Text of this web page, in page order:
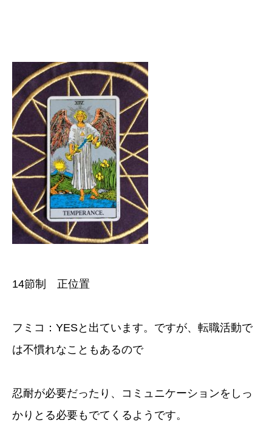
14節制 正位置
フミコ：YESと出ています。ですが、転職活動で
は不慣れなこともあるので
忍耐が必要だったり、コミュニケーションをしっ
かりとる必要もでてくるようです。